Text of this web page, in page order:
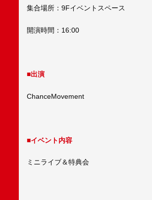
集合場所：9Fイベントスペース
開演時間：16:00
■出演
ChanceMovement
■イベント内容
ミニライブ＆特典会